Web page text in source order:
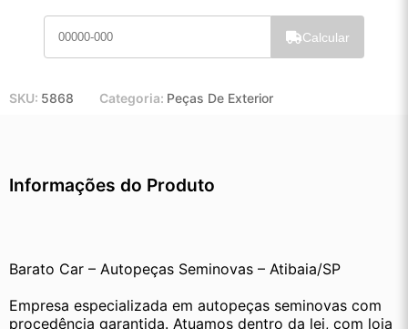
10x de R$ 20,77
11x de R$ 19,08
Calcular
SKU: 5868 Categoria: Peças De Exterior
Informações do Produto
Barato Car – Autopeças Seminovas – Atibaia/SP
Empresa especializada em autopeças seminovas com
procedência garantida. Atuamos dentro da lei, com loja